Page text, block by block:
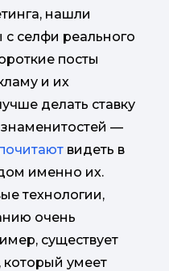
нашли
селфи реального
посты
и их
делать ставку
—
видеть в
именно их.
технологии,
очень
существует
который умеет